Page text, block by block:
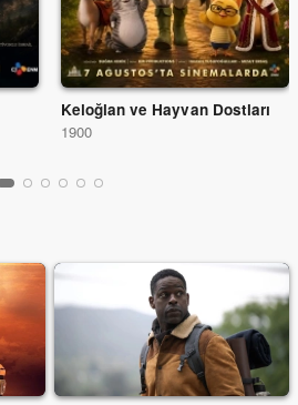
Keloğlan ve Hayvan Dostları
1900